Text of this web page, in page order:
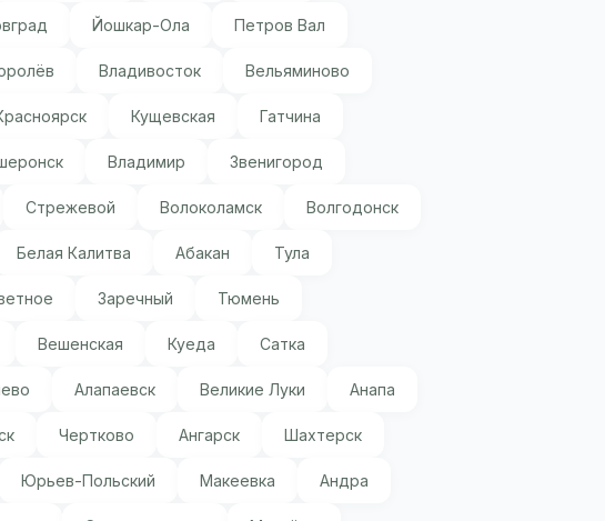
Йошкар-Ола Петров Вал
Владивосток Вельяминово
Кущевская Гатчина
Владимир Звенигород
Стрежевой Волоколамск Волгодонск
Белая Калитва Абакан Тула
Заречный Тюмень
Вешенская Куеда Сатка
Алапаевск Великие Луки Анапа
Чертково Ангарск Шахтерск
Юрьев-Польский Макеевка Андра